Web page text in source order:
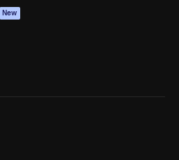
New